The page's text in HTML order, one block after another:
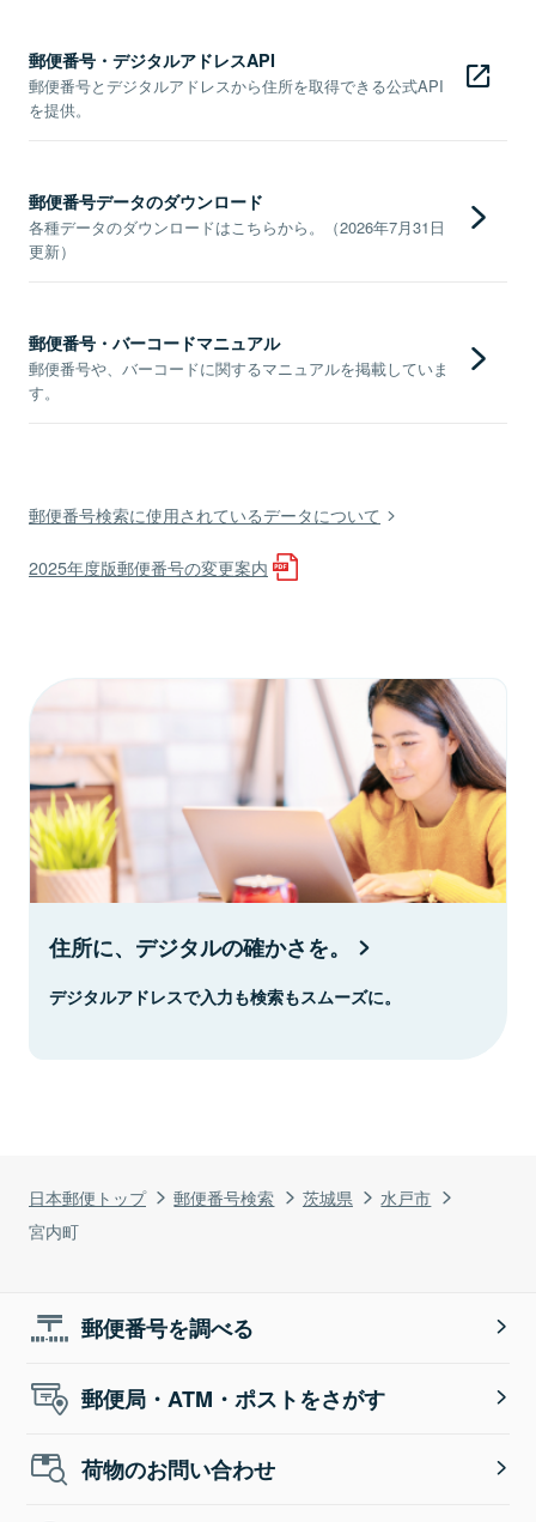
日本郵便トップ 郵便番号検索 茨城県
水戸市
宮内町
郵便番号・デジタルアドレスAPI
郵便番号とデジタルアドレスから住所を取得できる公式API
を提供。
郵便番号データのダウンロード
各種データのダウンロードはこちらから。（2026年7月31日
更新）
郵便番号・バーコードマニュアル
郵便番号や、バーコードに関するマニュアルを掲載していま
す。
郵便番号検索に使用されているデータについて
2025年度版郵便番号の変更案内
住所に、デジタルの確かさを。
デジタルアドレスで入力も検索もスムーズに。
郵便番号を調べる
郵便局・ATM・ポストをさがす
荷物のお問い合わせ